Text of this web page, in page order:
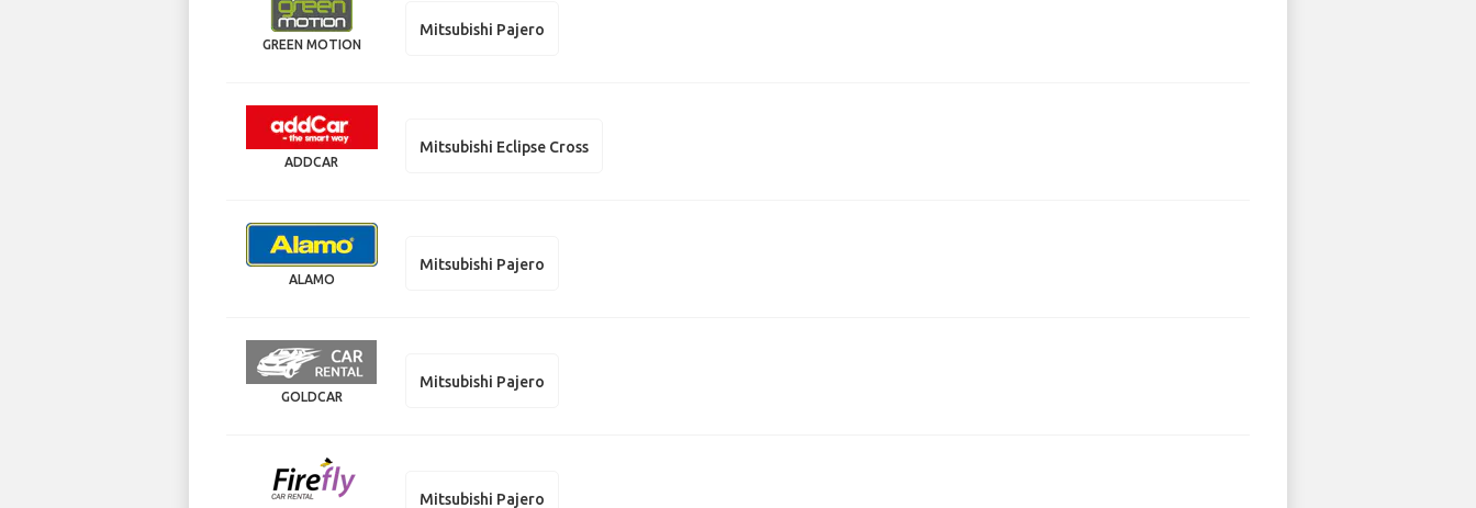
GREEN MOTION
Mitsubishi Pajero
ADDCAR
Mitsubishi Eclipse Cross
ALAMO
Mitsubishi Pajero
GOLDCAR
Mitsubishi Pajero
Mitsubishi Pajero